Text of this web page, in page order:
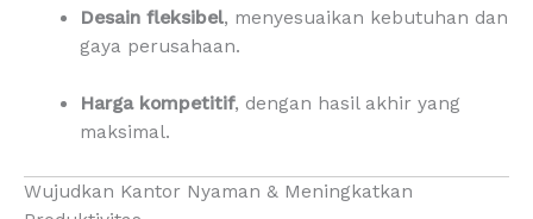
Desain fleksibel, menyesuaikan kebutuhan dan
gaya perusahaan.
Harga kompetitif, dengan hasil akhir yang
maksimal.
Wujudkan Kantor Nyaman & Meningkatkan